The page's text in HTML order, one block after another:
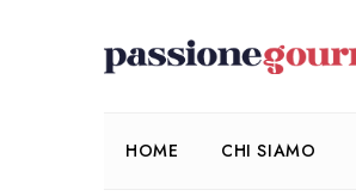
HOME CHI SIAMO